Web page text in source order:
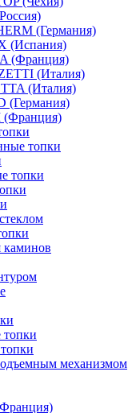
(Германия)
(Испания)
(Франция)
(Италия)
(Италия)
(Германия)
(Франция)
топки
топки
каминов
механизмом